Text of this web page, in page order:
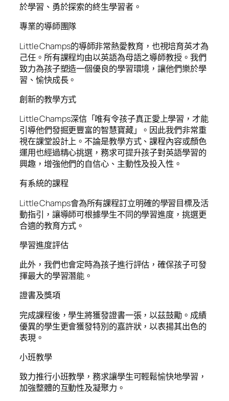
於學習、勇於探索的終生學習者。
專業的導師團隊
Little Champs的導師非常熱愛教育，也視培育英才為
己任。所有課程均由以英語為母語之導師教授。我們
致力為孩子塑造一個優良的學習環境，讓他們樂於學
習、愉快成長。
創新的教學方式
Little Champs深信「唯有令孩子真正愛上學習，才能
引導他們發掘更豐富的智慧寶藏」。因此我們非常重
視在課堂設計上。不論是教學方式、課程內容或顏色
運用也經過精心挑選，務求可提升孩子對英語學習的
興趣，增強他們的自信心、主動性及投入性。
有系統的課程
Little Champs會為所有課程訂立明確的學習目標及活
動指引，讓導師可根據學生不同的學習進度，挑選更
合適的教育方式。
學習進度評估
此外，我們也會定時為孩子進行評估，確保孩子可發
揮最大的學習潛能。
證書及獎項
完成課程後，學生將獲發證書一張，以茲鼓勵。成績
優異的學生更會獲發特別的嘉許狀，以表揚其出色的
表現。
小班教學
致力推行小班教學，務求讓學生可輕鬆愉快地學習，
加強整體的互動性及凝聚力。